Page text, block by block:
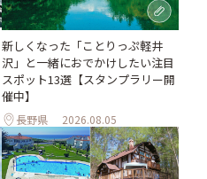
新しくなった「ことりっぷ軽井
沢」と一緒におでかけしたい注目
スポット13選【スタンプラリー開
催中】
長野県 2026.08.05